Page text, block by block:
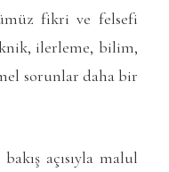
fikri ve felsefi
ilerleme, bilim,
sorunlar daha bir
açısıyla malul